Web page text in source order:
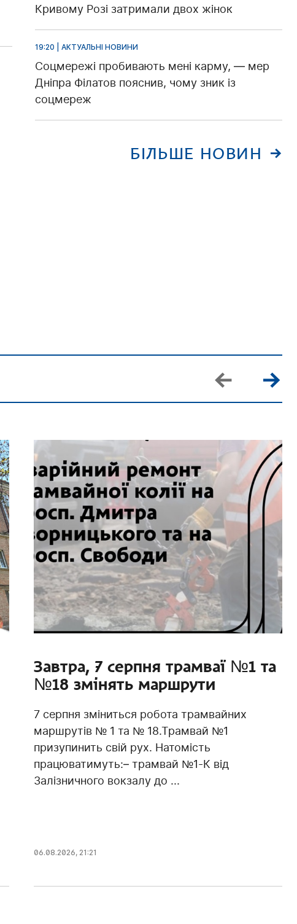
Кривому Розі затримали двох жінок
19:20 | АКТУАЛЬНІ НОВИНИ
Соцмережі пробивають мені карму, — мер
Дніпра Філатов пояснив, чому зник із
соцмереж
БІЛЬШЕ НОВИН
Завтра, 7 серпня трамваї №1 та
№18 змінять маршрути
7 серпня зміниться робота трамвайних
маршрутів № 1 та № 18.Трамвай №1
призупинить свій рух. Натомість
працюватимуть:– трамвай №1-К від
Залізничного вокзалу до ...
06.08.2026, 21:21